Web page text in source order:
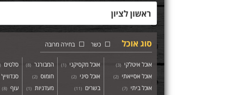
סוג אוכל כשר בחירה מרובה
אוכל איטלקי (
3
)
אוכל אסייאתי (
2
)
אוכל ביתי (
7
)
אוכל מקסיקני (
1
)
אוכל סיני (
2
)
בשרים (
11
)
המבורגר (
8
)
חומוס (
2
)
מעדניות (
1
)
סלטים (
עוף (
8
)